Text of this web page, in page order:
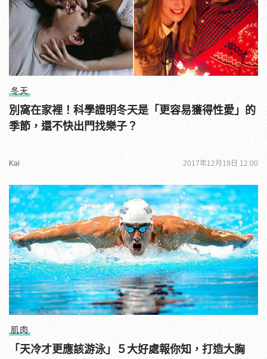
冬天
別窩在家裡！科學證明冬天是「更容易獲得性愛」的
季節，還不快出門找樂子？
Kai 2017年12月19日 12:00
肌肉
「天冷才更應該游泳」５大好處報你知，打造大胸